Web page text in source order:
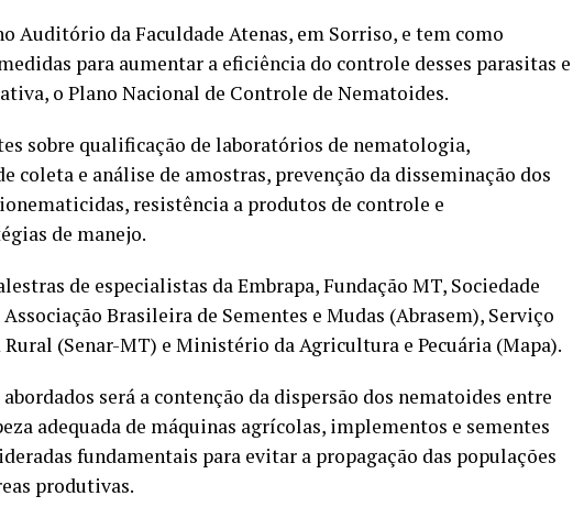
Auditório da Faculdade Atenas, em Sorriso, e tem como
para aumentar a eficiência do controle desses parasitas e
o Plano Nacional de Controle de Nematoides.
sobre qualificação de laboratórios de nematologia,
coleta e análise de amostras, prevenção da disseminação dos
resistência a produtos de controle e
de manejo.
de especialistas da Embrapa, Fundação MT, Sociedade
Brasileira de Sementes e Mudas (Abrasem), Serviço
(Senar-MT) e Ministério da Agricultura e Pecuária (Mapa).
será a contenção da dispersão dos nematoides entre
adequada de máquinas agrícolas, implementos e sementes
fundamentais para evitar a propagação das populações
produtivas.